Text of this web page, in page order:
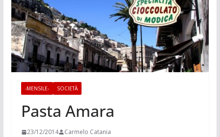
-MENSILE- SOCIETÀ
Pasta Amara
23/12/2014 Carmelo Catania